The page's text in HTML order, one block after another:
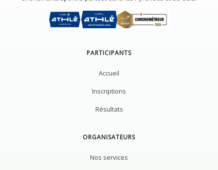
PARTICIPANTS
Accueil
Inscriptions
Résultats
ORGANISATEURS
Nos services